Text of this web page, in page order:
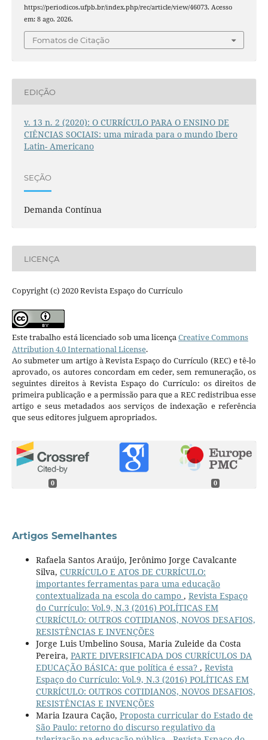
https://periodicos.ufpb.br/index.php/rec/article/view/46073. Acesso
em: 8 ago. 2026.
Fomatos de Citação
EDIÇÃO
v. 13 n. 2 (2020): O CURRÍCULO PARA O ENSINO DE
CIÊNCIAS SOCIAIS: uma mirada para o mundo Ibero
Latin- Americano
SEÇÃO
Demanda Contínua
LICENÇA
Copyright (c) 2020 Revista Espaço do Currículo
Este trabalho está licenciado sob uma licençaCreative Commons
Attribution 4.0 International License.
Ao submeter um artigo à Revista Espaço do Currículo (REC) e tê-lo
aprovado, os autores concordam em ceder, sem remuneração, os
seguintes direitos à Revista Espaço do Currículo: os direitos de
primeira publicação e a permissão para que a REC redistribua esse
artigo e seus metadados aos serviços de indexação e referência
que seus editores julguem apropriados.
0 0
Artigos Semelhantes
Rafaela Santos Araújo, Jerônimo Jorge Cavalcante
Silva, CURRÍCULO E ATOS DE CURRÍCULO:
importantes ferramentas para uma educação
contextualizada na escola do campo , Revista Espaço
do Currículo: Vol.9, N.3 (2016) POLÍTICAS EM
CURRÍCULO: OUTROS COTIDIANOS, NOVOS DESAFIOS,
RESISTÊNCIAS E INVENÇÕES
Jorge Luis Umbelino Sousa, Maria Zuleide da Costa
Pereira, PARTE DIVERSIFICADA DOS CURRÍCULOS DA
EDUCAÇÃO BÁSICA: que política é essa? , Revista
Espaço do Currículo: Vol.9, N.3 (2016) POLÍTICAS EM
CURRÍCULO: OUTROS COTIDIANOS, NOVOS DESAFIOS,
RESISTÊNCIAS E INVENÇÕES
Maria Izaura Cação, Proposta curricular do Estado de
São Paulo: retorno do discurso regulativo da